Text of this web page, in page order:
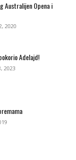
Australijen Opena i
2020
Adelajd!
2023